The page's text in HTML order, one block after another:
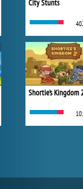
City Stunts
Shortie's Kingdom